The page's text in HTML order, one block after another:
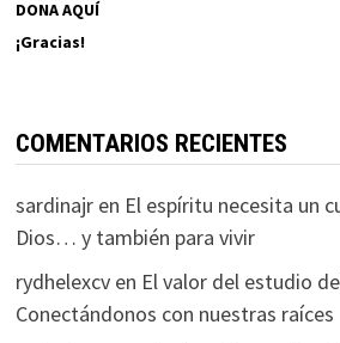
DONA AQUÍ
¡Gracias!
COMENTARIOS RECIENTES
sardinajren El espíritu necesita un
Dios… y también para vivir
rydhelexcven El valor del estudio
Conectándonos con nuestras raíces